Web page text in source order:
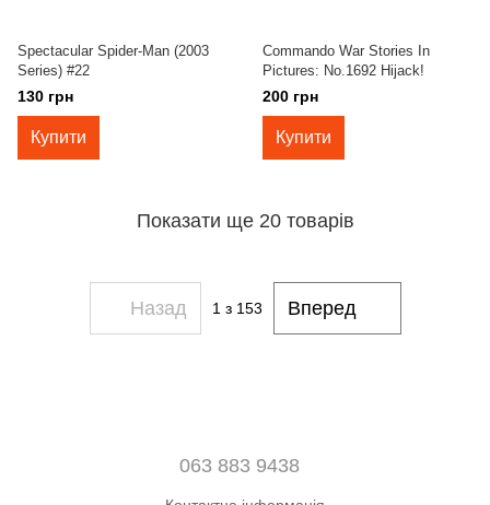
Spectacular Spider-Man (2003
Series) #22
130 грн
Купити
Commando War Stories In
Pictures: No.1692 Hijack!
200 грн
Купити
Показати ще 20 товарів
Назад 1 з 153 Вперед
063 883 9438